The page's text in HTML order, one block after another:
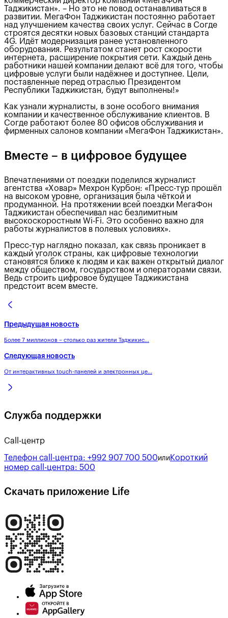
Таджикистан». – Но это не повод останавливаться в
развитии. МегаФон Таджикистан постоянно работает
над улучшением качества своих услуг. Сейчас в Согде
строятся десятки новых базовых станций стандарта
4G. Идёт модернизация ранее установленного
оборудования. Результатом станет рост скорости
интернета, расширение покрытия сети. Каждый день
работники нашей компании делают всё для того, чтобы
цифровые услуги были надёжнее и доступнее. Цели,
поставленные перед отраслью Президентом
Республики Таджикистан, будут выполнены!»
Как узнали журналисты, в зоне особого внимания
компании и качественное обслуживание клиентов. В
Согде работают более 80 офисов обслуживания и
фирменных салонов компании «МегаФон Таджикистан».
Вместе – в цифровое будущее
Впечатлениями от поездки поделился журналист
агентства «Ховар» Мехрон Курбон: «Пресс-тур прошёл
на высоком уровне, организация была чёткой и
продуманной. На протяжении всей поездки МегаФон
Таджикистан обеспечивал нас безлимитным
высокоскоростным Wi-Fi. Это особенно важно для
работы журналистов в полевых условиях».
Пресс-тур наглядно показал, как связь проникает в
каждый уголок страны, как цифровые технологии
становятся ближе к людям и как важен открытый диалог
между обществом, государством и операторами связи.
Ведь строить цифровое будущее Таджикистана
предстоит всем вместе.
Предыдущая новость
Более 7 миллионов – столько раз жители Таджикис...
Следующая новость
От интерактивных touch-панелей и электронных це...
Служба поддержки
Call-центр
Телефон call-центра: +992 907 700 500или Короткий
номер call-центра: 500
Скачать приложение Life